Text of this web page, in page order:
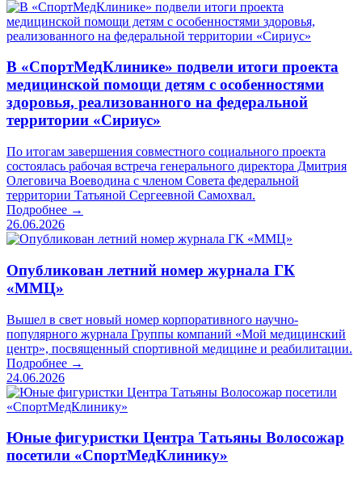
В «СпортМедКлинике» подвели итоги проекта
медицинской помощи детям с особенностями
здоровья, реализованного на федеральной
территории «Сириус»
По итогам завершения совместного социального проекта
состоялась рабочая встреча генерального директора Дмитрия
Олеговича Воеводина с членом Совета федеральной
территории Татьяной Сергеевной Самохвал.
Подробнее →
26.06.2026
Опубликован летний номер журнала ГК
«ММЦ»
Вышел в свет новый номер корпоративного научно-
популярного журнала Группы компаний «Мой медицинский
центр», посвященный спортивной медицине и реабилитации.
Подробнее →
24.06.2026
Юные фигуристки Центра Татьяны Волосожар
посетили «СпортМедКлинику»